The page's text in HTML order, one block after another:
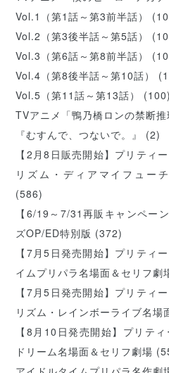
Vol.1（第1話～第3前半話）
Vol.2（第3後半話～第5話）
Vol.3（第6話～第8前半話）
Vol.4（第8後半話～第10話）
Vol.5（第11話～第13話）
(100)
TVアニメ「鴨乃橋ロンの禁断推
『むすんで、つないで。』
(2)
【2月8日販売開始】プリティ
リズム・ディアマイフュー
(586)
【6/19～7/31再販キャンペー
ズOP/ED特別版 (372)
【7月5日発売開始】プリティ
イムプリパラ名場面＆セリフ劇
【7月5日発売開始】プリティ
リズム・レインボーライブ名場
【8月10日発売開始】プリテ
ドリーム名場面＆セリフ劇場